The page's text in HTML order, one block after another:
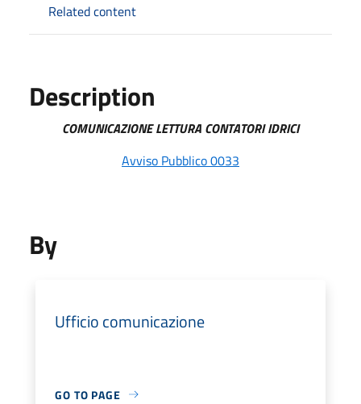
Related content
Description
COMUNICAZIONE LETTURA CONTATORI IDRICI
Avviso Pubblico 0033
By
Ufficio comunicazione
GO TO PAGE